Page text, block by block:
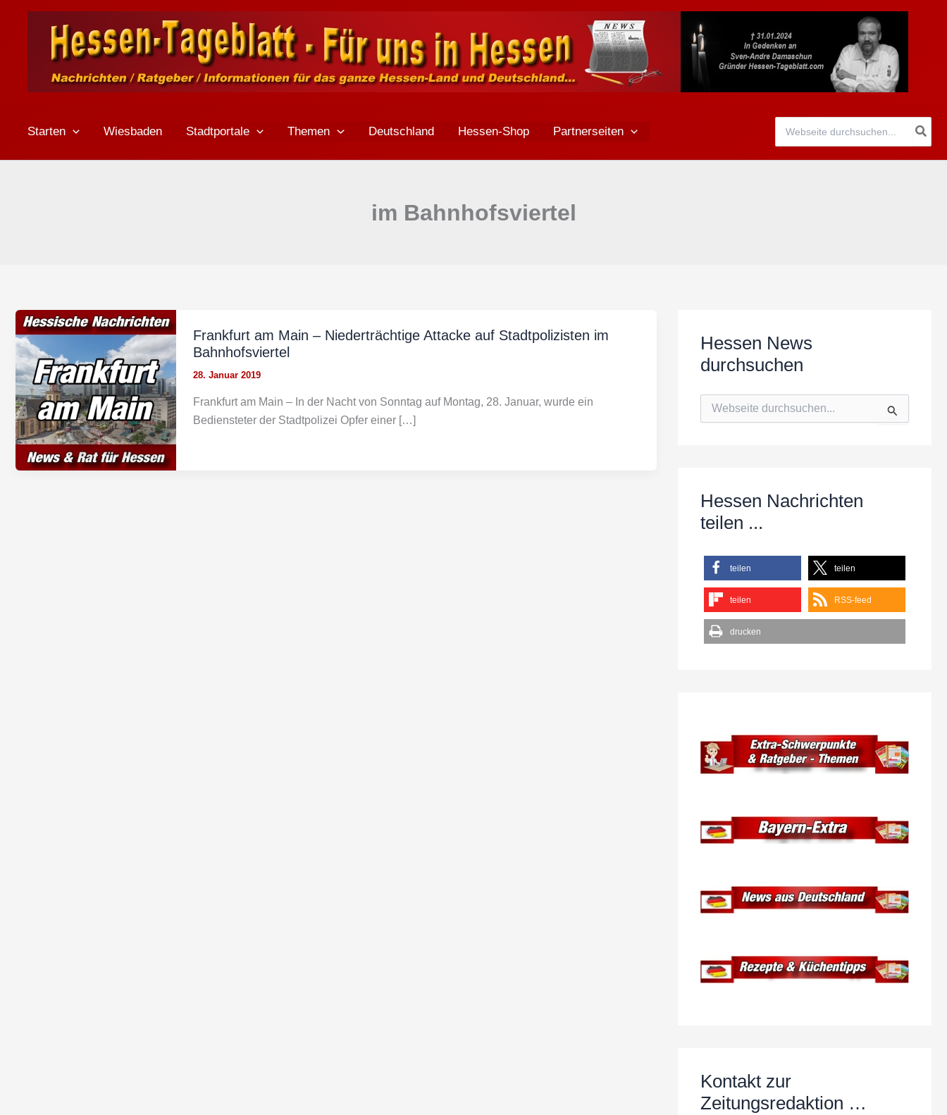
Starten Wiesbaden Stadtportale Themen Deutschland Hessen-Shop Partnerseiten
for:
im Bahnhofsviertel
Frankfurt am Main – Niederträchtige Attacke auf Stadtpolizisten im
Bahnhofsviertel
28. Januar 2019
Frankfurt am Main – In der Nacht von Sonntag auf Montag, 28. Januar, wurde ein
Bediensteter der Stadtpolizei Opfer einer […]
Hessen News
durchsuchen
a
h
Hessen Nachrichten
teilen ...
teilen teilen
teilen RSS-feed
drucken
Kontakt zur
Zeitungsredaktion …